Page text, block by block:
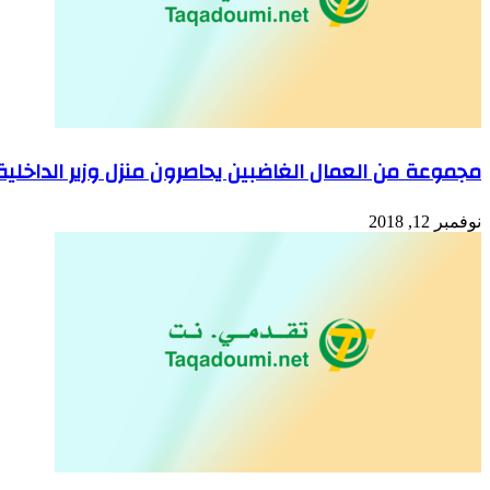
مجموعة من العمال الغاضبين يحاصرون منزل وزير
نوفمبر 12, 2018